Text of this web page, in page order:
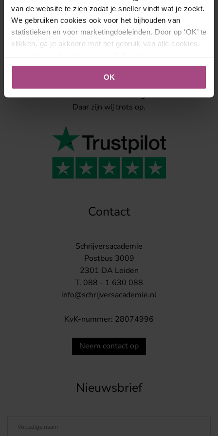
van de website te zien zodat je sneller vindt wat je zoekt.
We gebruiken cookies ook voor het bijhouden van
statistieken en voor marketingdoeleinden. Door op ‘OK’ te
klikken, ga je akkoord met het gebruik van alle cookies.
Je kunt je cookievoorkeuren altijd aanpassen. Lees er
meer over in onscookies- en privacybeleid.
OK
Beoordelingen
Gemiddelde beoordeling: 9,4
Daar zijn wij trots op.
Contact
Schrijversacademie
Postbus 3009
2301 DA Leiden
T. 088 - 1 630 088
info@schrijversacademie.nl
KvK-nummer: 28074996
Neem contact op
Nieuwsbrief